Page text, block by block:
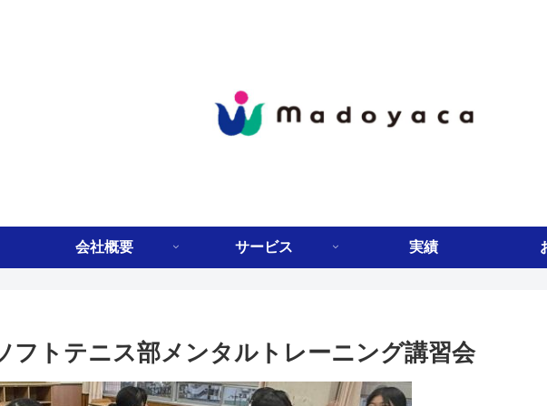
会社概要 サービス 実績
フトテニス部メンタルトレーニング講習会